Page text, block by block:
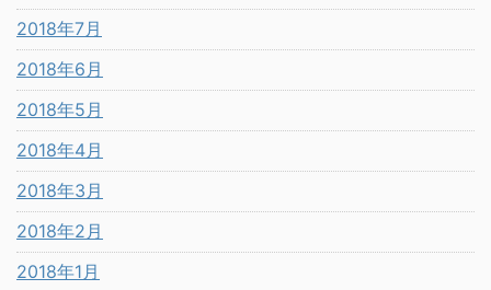
2018年7月
2018年6月
2018年5月
2018年4月
2018年3月
2018年2月
2018年1月